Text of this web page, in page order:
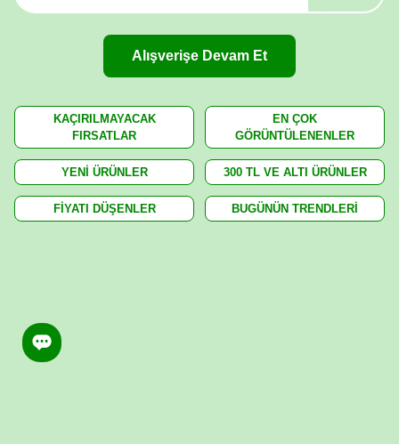
Alışverişe Devam Et
KAÇIRILMAYACAK
FIRSATLAR
EN ÇOK
GÖRÜNTÜLENENLER
YENİ ÜRÜNLER 300 TL VE ALTI ÜRÜNLER
FİYATI DÜŞENLER BUGÜNÜN TRENDLERİ